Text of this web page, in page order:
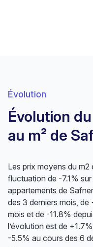
Évolution
Évolution
au m² de
Les prix moyens du
fluctuation de -7.1%
appartements de
des 3 derniers mois,
mois et de -11.8%
l’évolution est de
-5.5% au cours des 6